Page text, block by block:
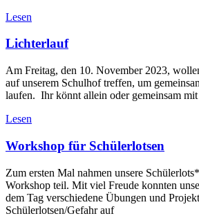
Lesen
Lichterlauf
Am Freitag, den 10. November 2023,
auf unserem Schulhof treffen, um
laufen. Ihr könnt allein oder gemeinsam mit
Lesen
Workshop für Schülerlotsen
Zum ersten Mal nahmen unsere
Workshop teil. Mit viel Freude konnten
dem Tag verschiedene Übungen und
Schülerlotsen/Gefahr auf